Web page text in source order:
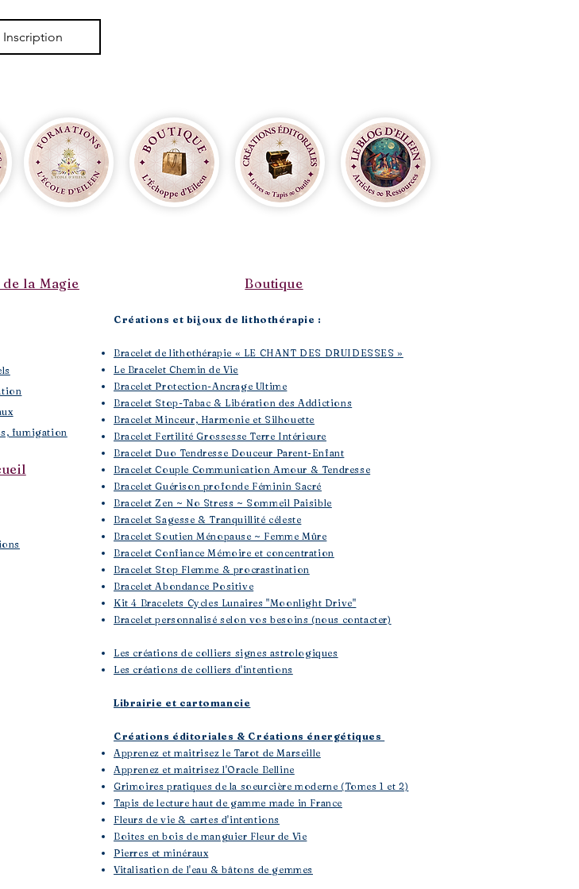
Inscription
la Magie
fumigation
Boutique​
Créations et bijoux de lithothérapie :
Bracelet de lithothérapie « LE CHANT DES DRUIDESSES »
Le Bracelet Chemin de Vie
Bracelet Protection-Ancrage Ultime
Bracelet Stop-Tabac & Libération des Addictions
Bracelet Minceur, Harmonie et Silhouette
Bracelet Fertilité Grossesse Terre Intérieure
Bracelet Duo Tendresse Douceur Parent-Enfant
Bracelet Couple Communication Amour & Tendresse
Bracelet Guérison profonde Féminin Sacré
Bracelet Zen ~ No Stress ~ Sommeil Paisible
Bracelet Sagesse & Tranquillité céleste
Bracelet Soutien Ménopause ~ Femme Mûre
Bracelet Confiance Mémoire et concentration
Bracelet Stop Flemme & procrastination
Bracelet Abondance Positive
Kit 4 Bracelets Cycles Lunaires "Moonlight Drive"
Bracelet personnalisé selon vos besoins (nous contacter)
Les créations de colliers signes astrologiques
Les créations de colliers d'intentions
Librairie et cartomancie
Créations éditoriales & Créations énergétiques
Apprenez et maitrisez le Tarot de Marseille
Apprenez et maitrisez l'Oracle Belline
Grimoires pratiques de la soeurcière moderne (Tomes 1 et 2)
Tapis de lecture haut de gamme made in France
Fleurs de vie & cartes d'intentions
Boites en bois de manguier Fleur de Vie
Pierres et minéraux
Vitalisation de l'eau & bâtons de gemmes